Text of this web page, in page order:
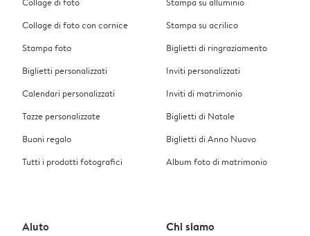
Collage di foto con cornice
Stampa foto
Biglietti personalizzati
Calendari personalizzati
Tazze personalizzate
Buoni regalo
Tutti i prodotti fotografici
Stampa su acrilico
Biglietti di ringraziamento
Inviti personalizzati
Inviti di matrimonio
Biglietti di Natale
Biglietti di Anno Nuovo
Album foto di matrimonio
Aiuto Chi siamo